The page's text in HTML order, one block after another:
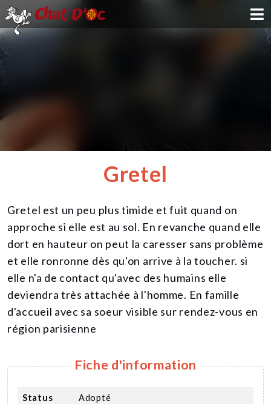
NOUS SOUTENIR
CONTACT
Gretel
Gretel est un peu plus timide et fuit quand on
approche si elle est au sol. En revanche quand elle
dort en hauteur on peut la caresser sans problème
et elle ronronne dès qu'on arrive à la toucher. si
elle n'a de contact qu'avec des humains elle
deviendra très attachée à l'homme. En famille
d'accueil avec sa soeur visible sur rendez-vous en
région parisienne
Fiche d'information
Status Adopté